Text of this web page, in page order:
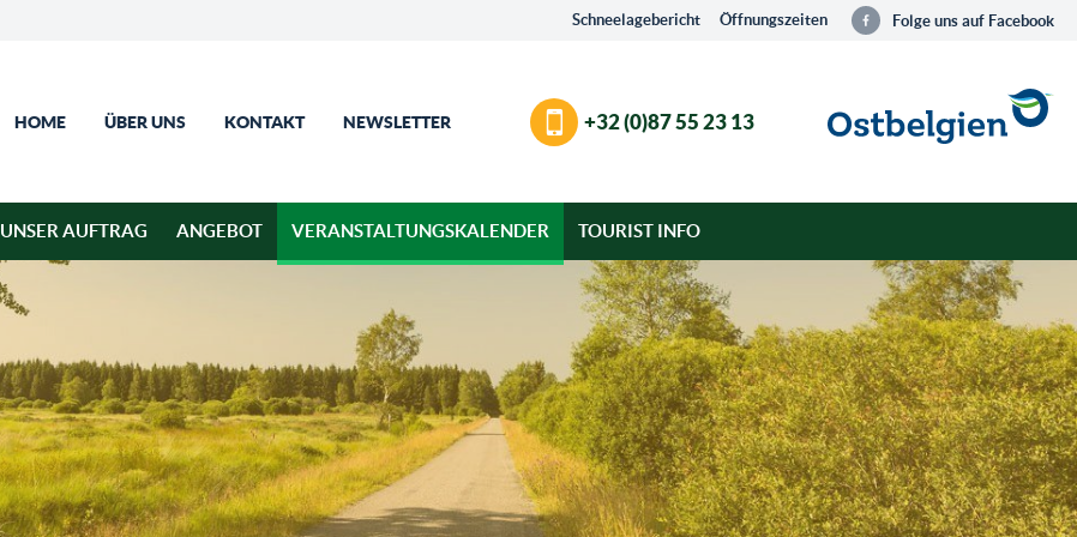
Schneelagebericht Öffnungszeiten Folge uns auf Facebook
HOME ÜBER UNS KONTAKT NEWSLETTER +32 (0)87 55 23 13
UNSER AUFTRAG ANGEBOT VERANSTALTUNGSKALENDER TOURIST INFO